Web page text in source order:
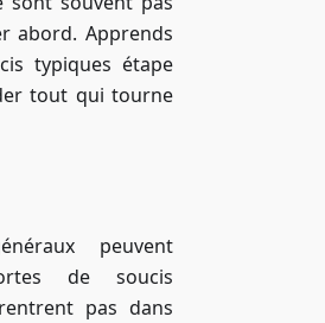
abord. Apprends
typiques étape
tout qui tourne
peuvent
de soucis
pas dans